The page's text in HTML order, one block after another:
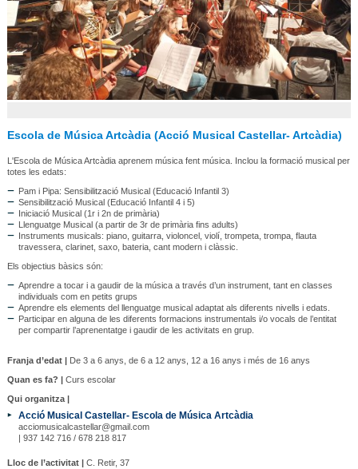
Escola de Música Artcàdia (Acció Musical Castellar- Artcàdia)
L'Escola de Música Artcàdia aprenem música fent música. Inclou la formació musical per
totes les edats:
Pam i Pipa: Sensibilització Musical (Educació Infantil 3)
Sensibilització Musical (Educació Infantil 4 i 5)
Iniciació Musical (1r i 2n de primària)
Llenguatge Musical (a partir de 3r de primària fins adults)
Instruments musicals: piano, guitarra, violoncel, violí, trompeta, trompa, flauta
travessera, clarinet, saxo, bateria, cant modern i clàssic.
Els objectius bàsics són:
Aprendre a tocar i a gaudir de la música a través d’un instrument, tant en classes
individuals com en petits grups
Aprendre els elements del llenguatge musical adaptat als diferents nivells i edats.
Participar en alguna de les diferents formacions instrumentals i/o vocals de l’entitat
per compartir l’aprenentatge i gaudir de les activitats en grup.
Franja d’edat |
De 3 a 6 anys, de 6 a 12 anys, 12 a 16 anys i més de 16 anys
Quan es fa? |
Curs escolar
Qui organitza |
Acció Musical Castellar- Escola de Música Artcàdia
acciomusicalcastellar@gmail.com
| 937 142 716 / 678 218 817
Lloc de l’activitat |
C. Retir, 37